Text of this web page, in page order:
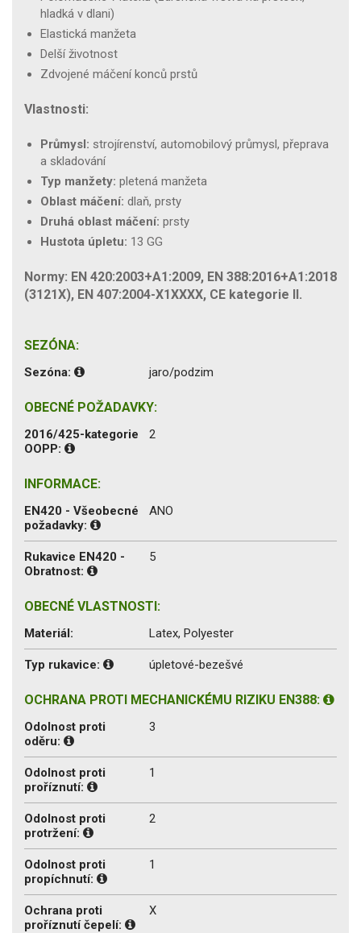
hladká v dlani)
Elastická manžeta
Delší životnost
Zdvojené máčení konců prstů
Vlastnosti:
Průmysl: strojírenství, automobilový průmysl, přeprava
a skladování
Typ manžety: pletená manžeta
Oblast máčení: dlaň, prsty
Druhá oblast máčení: prsty
Hustota úpletu: 13 GG
Normy: EN 420:2003+A1:2009, EN 388:2016+A1:2018
(3121X), EN 407:2004-X1XXXX, CE kategorie II.
SEZÓNA:
Sezóna: jaro/podzim
OBECNÉ POŽADAVKY:
2016/425-kategorie
OOPP:
2
INFORMACE:
EN420 - Všeobecné
požadavky:
ANO
Rukavice EN420 -
Obratnost:
5
OBECNÉ VLASTNOSTI:
Materiál: Latex, Polyester
Typ rukavice: úpletové-bezešvé
OCHRANA PROTI MECHANICKÉMU RIZIKU EN388:
Odolnost proti
oděru:
3
Odolnost proti
proříznutí:
1
Odolnost proti
protržení:
2
Odolnost proti
propíchnutí:
1
Ochrana proti
proříznutí čepelí:
X